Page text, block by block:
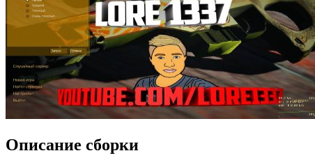
Описание сборки